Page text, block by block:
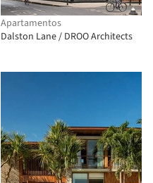
Apartamentos
Dalston Lane / DROO Architects